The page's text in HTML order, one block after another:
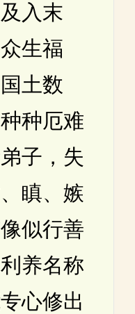
入末
生福
土数
种厄难
子，失
瞋、嫉
似行善
养名称
心修出